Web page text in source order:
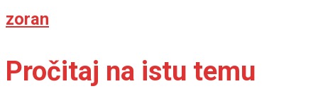
zoran
Pročitaj na istu temu